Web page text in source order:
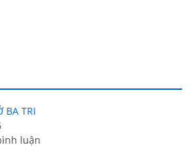
BA TRI
luận